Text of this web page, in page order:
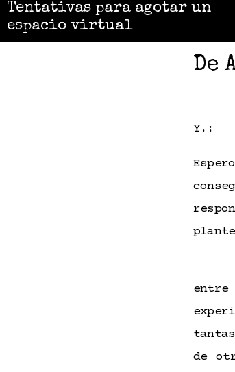
Tentativas para agotar un
espacio virtual
De
Y.:
entre
de